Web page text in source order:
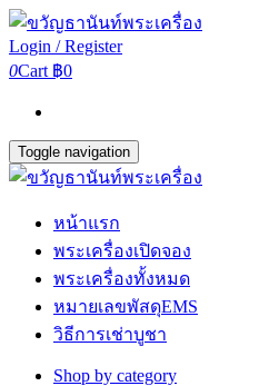
Login / Register
0Cart ฿0
Toggle navigation
หน้าแรก
พระเครื่องเปิดจอง
พระเครื่องทั้งหมด
หมายเลขพัสดุEMS
วิธีการเช่าบูชา
Shop by category